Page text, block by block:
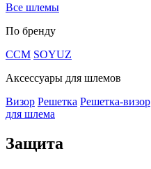
Все шлемы
По бренду
CCM SOYUZ
Аксессуары для шлемов
Визор Решетка Решетка-визор
для шлема
Защита